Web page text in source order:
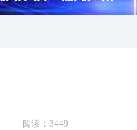
阅读：3449